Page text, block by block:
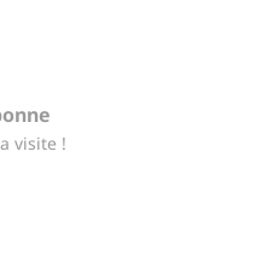
visite !